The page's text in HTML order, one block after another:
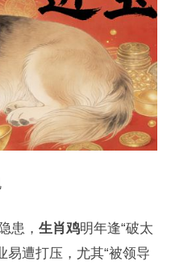
患， 生肖鸡明年逢“破太
易遭打压，尤其“被领导